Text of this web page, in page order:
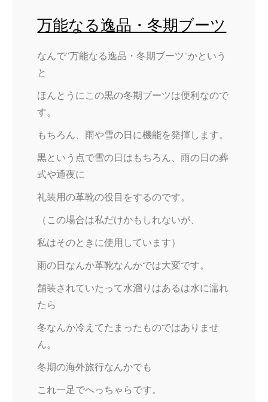
万能なる逸品・冬期ブーツ
なんで”万能なる逸品・冬期ブーツ”かという
と
ほんとうにこの黒の冬期ブーツは便利なので
す。
もちろん、雨や雪の日に機能を発揮します。
黒という点で雪の日はもちろん、雨の日の葬
式や通夜に
礼装用の革靴の役目をするのです。
（この場合は私だけかもしれないが、
私はそのときに使用しています）
雨の日なんか革靴なんかでは大変です。
舗装されていたって水溜りはあるは水に濡れ
たら
冬なんか冷えてたまったものではありませ
ん。
冬期の海外旅行なんかでも
これ一足でへっちゃらです。